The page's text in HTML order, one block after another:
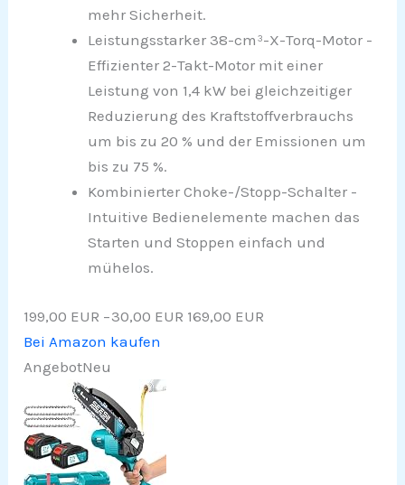
mehr Sicherheit.
Leistungsstarker 38-cm³-X-Torq-Motor -
Effizienter 2-Takt-Motor mit einer
Leistung von 1,4 kW bei gleichzeitiger
Reduzierung des Kraftstoffverbrauchs
um bis zu 20 % und der Emissionen um
bis zu 75 %.
Kombinierter Choke-/Stopp-Schalter -
Intuitive Bedienelemente machen das
Starten und Stoppen einfach und
mühelos.
199,00 EUR −30,00 EUR 169,00 EUR
Bei Amazon kaufen
AngebotNeu